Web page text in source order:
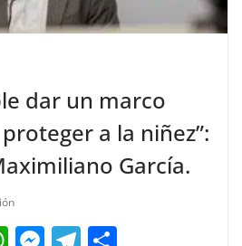
dar un marco
a la niñez”:
García.